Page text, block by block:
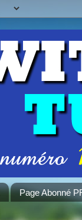
Page Abonné